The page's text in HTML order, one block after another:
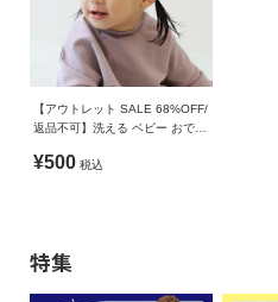
【アウトレット SALE 68%OFF/
返品不可】洗える ベビー おでこ
きニット帽
¥500 税込
特集